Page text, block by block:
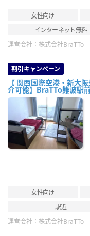
女性向け
インターネット無料
運営会社： 株式会社BraTTo
割引キャンペーン
【 関西国際空港・新大
介可能】BraTTo難波駅
女性向け
駅近
運営会社： 株式会社BraTTo